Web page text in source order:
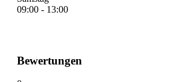
09:00 - 13:00
Bewertungen